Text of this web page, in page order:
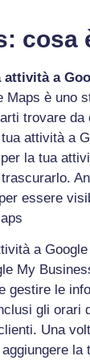
cosa
a
Maps è uno
trovare
attività a
la tua
essere
a
My
gestire le
gli orari
Una
la